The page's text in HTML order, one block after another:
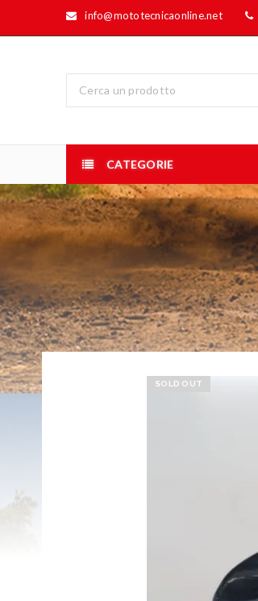
info@mototecnicaonline.net
CATEGORIE
SOLD OUT